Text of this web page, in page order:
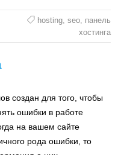
hosting, seo, панель
хостинга
создан для того, чтобы
ошибки в работе
на вашем сайте
рода ошибки, то